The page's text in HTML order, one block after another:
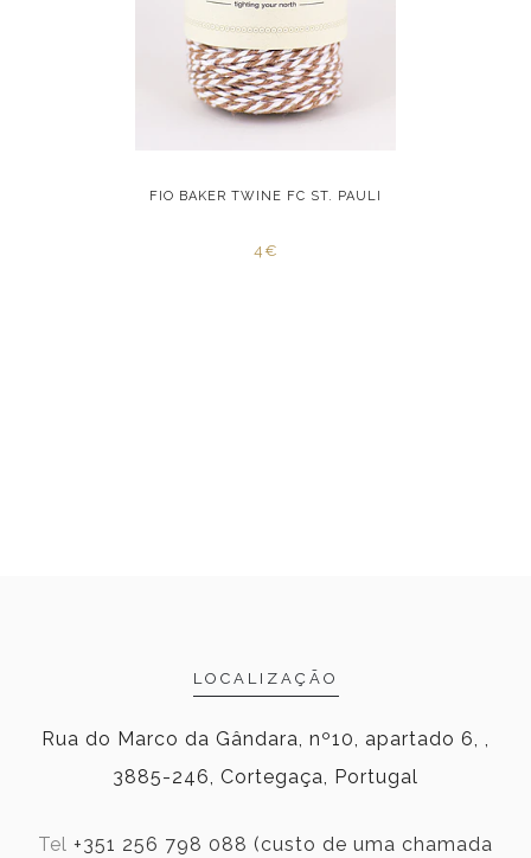
FIO BAKER TWINE FC ST. PAULI
4€
LOCALIZAÇÃO
Rua do Marco da Gândara, nº10, apartado 6, ,
3885-246, Cortegaça, Portugal
Tel +351 256 798 088 (custo de uma chamada